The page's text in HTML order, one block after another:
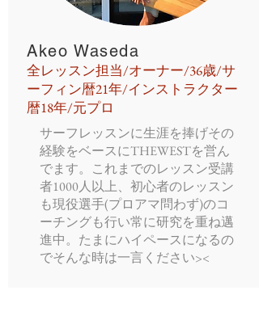
Akeo Waseda
​全レッスン担当/オーナー/36歳/サ
ーフィン暦21年/インストラクター
暦18年/元プロ
サーフレッスンに生涯を捧げその
経験をベースにTHEWESTを営ん
でます。これまでのレッスン受講
者1000人以上、初心者のレッスン
も現役選手(プロアマ問わず)のコ
ーチングも行い常に研究を重ね邁
進中。たまにハイペースになるの
でそんな時は一言ください><